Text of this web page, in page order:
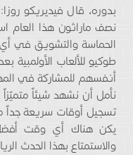
بدوره، قال فيديريكو
نصف ماراثون هذا العام
الحماسة والتشويق في
طوكيو للألعاب الأولمبية
أنفسهم للمشاركة في
نأمل أن نشهد شيئاً
تسجيل أوقات سريعة جداً
يكن هناك أي وقت
والاستمتاع بهذا الحدث